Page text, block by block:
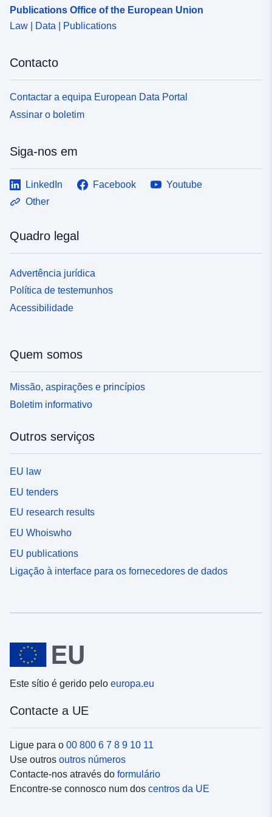
Publications Office of the European Union
Law | Data | Publications
Contacto
Contactar a equipa European Data Portal
Assinar o boletim
Siga-nos em
LinkedIn Facebook
Youtube
Other
Quadro legal
Advertência jurídica
Política de testemunhos
Acessibilidade
Quem somos
Missão, aspirações e princípios
Boletim informativo
Outros serviços
EU law
EU tenders
EU research results
EU Whoiswho
EU publications
Ligação à interface para os fornecedores de dados
Este sítio é gerido pelo europa.eu
Contacte a UE
Ligue para o 00 800 6 7 8 9 10 11
Use outros outros números
Contacte-nos através do formulário
Encontre-se connosco num dos centros da UE